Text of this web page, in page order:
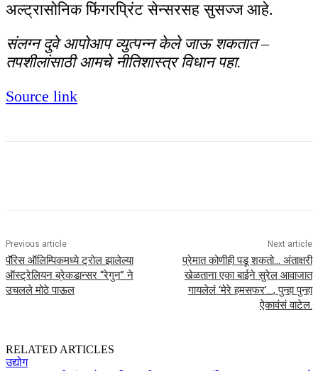
अल्ट्रासोनिक फिंगरप्रिंट सेन्सरसह सुसज्ज आहे.
संलग्न दुवे आपोआप व्युत्पन्न केले जाऊ शकतात –
तपशीलांसाठी आमचे नीतिशास्त्र विधान पहा.
Source link
Previous article
पॅरिस ऑलिम्पिकमध्ये ट्रोल झालेल्या
ऑस्ट्रेलियन ब्रेकडान्सर “रेगुन” ने
उचलले मोठे पाऊल
Next article
प्रेमात कोणीही पडू शकतो… अंताक्षरी
खेळताना एका बाईने सुरेल आवाजात
गायलेलं ‘मेरे हमसफर’…, पुन्हा पुन्हा
ऐकावंसं वाटेल.
RELATED ARTICLES
उद्योग